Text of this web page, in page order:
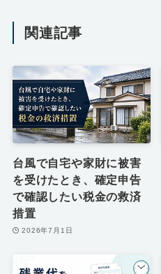
関連記事
台風で自宅や家財に被害
を受けたとき、確定申告
で確認したい税金の救済
措置
2026年7月1日